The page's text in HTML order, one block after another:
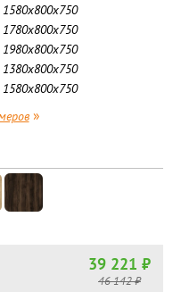
1580х800х750
1780х800х750
1980х800х750
1380х800х750
1580х800х750
»
39 221 ₽
46 142 ₽